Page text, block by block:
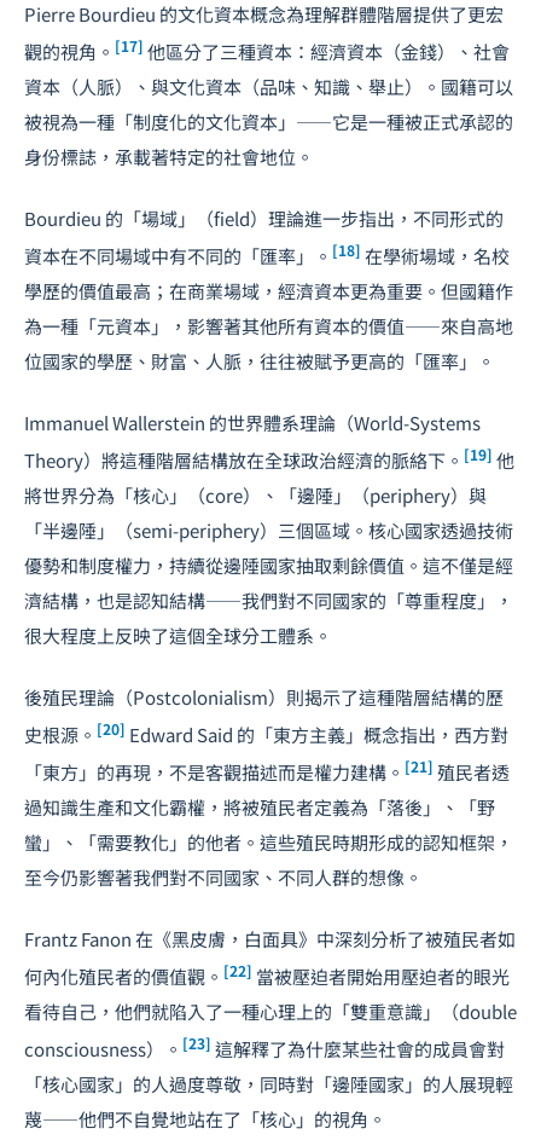
Pierre Bourdieu 的文化資本概念為理解群體階層提供了更宏
觀的視角。 [17] 他區分了三種資本：經濟資本（金錢）、社會
資本（人脈）、與文化資本（品味、知識、舉止）。國籍可以
被視為一種「制度化的文化資本」——它是一種被正式承認的
身份標誌，承載著特定的社會地位。
Bourdieu 的「場域」（field）理論進一步指出，不同形式的
資本在不同場域中有不同的「匯率」。 [18] 在學術場域，名校
學歷的價值最高；在商業場域，經濟資本更為重要。但國籍作
為一種「元資本」，影響著其他所有資本的價值——來自高地
位國家的學歷、財富、人脈，往往被賦予更高的「匯率」。
Immanuel Wallerstein 的世界體系理論（World-Systems
Theory）將這種階層結構放在全球政治經濟的脈絡下。 [19] 他
將世界分為「核心」（core）、「邊陲」（periphery）與
「半邊陲」（semi-periphery）三個區域。核心國家透過技術
優勢和制度權力，持續從邊陲國家抽取剩餘價值。這不僅是經
濟結構，也是認知結構——我們對不同國家的「尊重程度」，
很大程度上反映了這個全球分工體系。
後殖民理論（Postcolonialism）則揭示了這種階層結構的歷
史根源。 [20] Edward Said 的「東方主義」概念指出，西方對
「東方」的再現，不是客觀描述而是權力建構。 [21] 殖民者透
過知識生產和文化霸權，將被殖民者定義為「落後」、「野
蠻」、「需要教化」的他者。這些殖民時期形成的認知框架，
至今仍影響著我們對不同國家、不同人群的想像。
Frantz Fanon 在《黑皮膚，白面具》中深刻分析了被殖民者如
何內化殖民者的價值觀。 [22] 當被壓迫者開始用壓迫者的眼光
看待自己，他們就陷入了一種心理上的「雙重意識」（double
consciousness）。 [23] 這解釋了為什麼某些社會的成員會對
「核心國家」的人過度尊敬，同時對「邊陲國家」的人展現輕
蔑——他們不自覺地站在了「核心」的視角。